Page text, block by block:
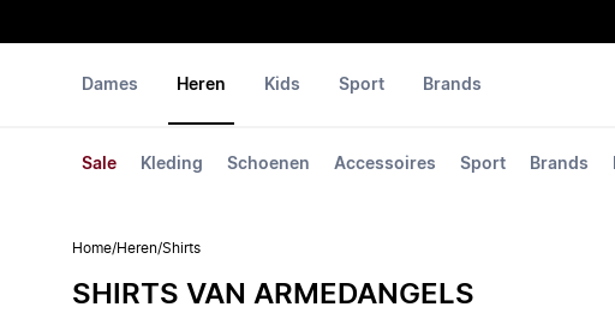
Dames Heren
Sale Kleding Schoenen Accessoires Sport Brands
Kids Sport Brands
Home/Heren/Shirts
SHIRTS VAN ARMEDANGELS